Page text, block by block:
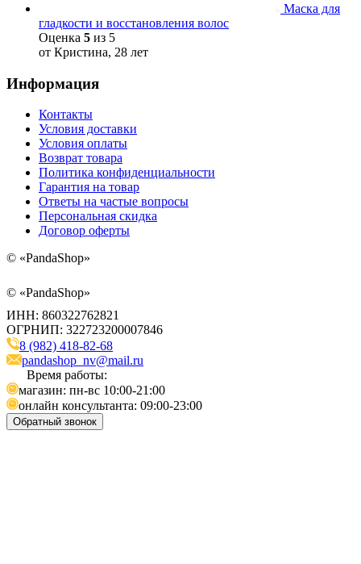
Маска для
гладкости и восстановления волос
Оценка 5 из 5
от Кристина, 28 лет
Информация
Контакты
Условия доставки
Условия оплаты
Возврат товара
Политика конфиденциальности
Гарантия на товар
Ответы на частые вопросы
Персональная скидка
Договор оферты
© «PandaShop»
© «PandaShop»
ИНН: 860322762821
ОГРНИП: 322723200007846
8 (982) 418-82-68
pandashop_nv@mail.ru
Время работы:
магазин: пн-вс 10:00-21:00
онлайн консультанта: 09:00-23:00
Обратный звонок